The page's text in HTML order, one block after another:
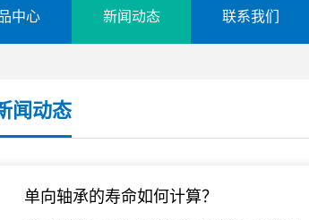
中心 新闻动态 联系我们
闻动态
单向轴承的寿命如何计算？